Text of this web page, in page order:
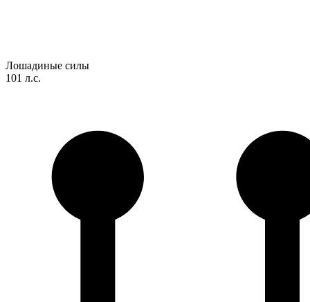
Лошадиные силы
101 л.с.